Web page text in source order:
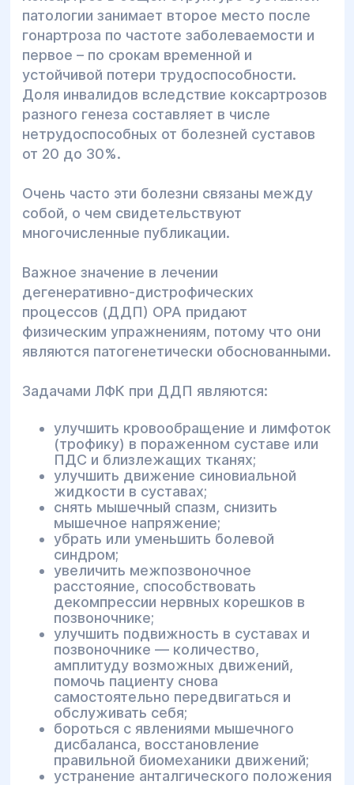
патологии занимает второе место после
гонартроза по частоте заболеваемости и
первое – по срокам временной и
устойчивой потери трудоспособности.
Доля инвалидов вследствие коксартрозов
разного генеза составляет в числе
нетрудоспособных от болезней суставов
от 20 до 30%.
Очень часто эти болезни связаны между
собой, о чем свидетельствуют
многочисленные публикации.
Важное значение в лечении
дегенеративно-дистрофических
процессов (ДДП) ОРА придают
физическим упражнениям, потому что они
являются патогенетически обоснованными.
Задачами ЛФК при ДДП являются:
улучшить кровообращение и лимфоток
(трофику) в пораженном суставе или
ПДС и близлежащих тканях;
улучшить движение синовиальной
жидкости в суставах;
снять мышечный спазм, снизить
мышечное напряжение;
убрать или уменьшить болевой
синдром;
увеличить межпозвоночное
расстояние, способствовать
декомпрессии нервных корешков в
позвоночнике;
улучшить подвижность в суставах и
позвоночнике — количество,
амплитуду возможных движений,
помочь пациенту снова
самостоятельно передвигаться и
обслуживать себя;
бороться с явлениями мышечного
дисбаланса, восстановление
правильной биомеханики движений;
устранение анталгического положения